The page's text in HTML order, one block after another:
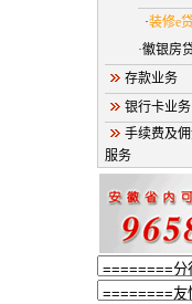
·装修e
·徽银房
存款业务
银行卡业务
手续费及
服务